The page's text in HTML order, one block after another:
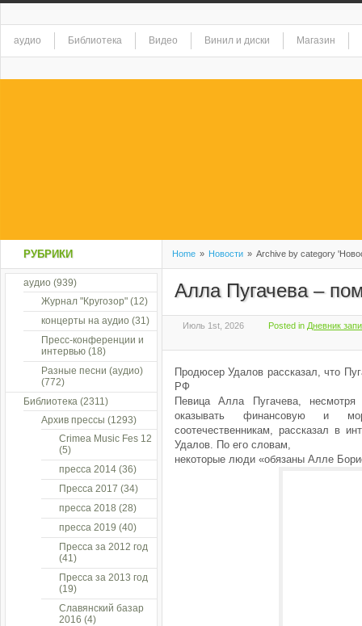
аудио Библиотека Видео Винил и диски Магазин
Home » Новости » Archive by category
Алла Пугачева –
Июль 1st, 2026 Posted in Дневник
Продюсер Удалов рассказал, что
РФ
Певица Алла Пугачева,
оказывать финансовую и
соотечественникам, рассказал в
Удалов. По его словам,
некоторые люди «обязаны Алле
РУБРИКИ
аудио (939)
Журнал "Кругозор" (12)
концерты на аудио (31)
Пресс-конференции и
интервью (18)
Разные песни (аудио)
(772)
Библиотека (2311)
Архив прессы (1293)
Crimea Music Fes 12
(5)
пресса 2014 (36)
Пресса 2017 (34)
пресса 2018 (28)
пресса 2019 (40)
Пресса за 2012 год
(41)
Пресса за 2013 год
(19)
Славянский базар
2016 (4)